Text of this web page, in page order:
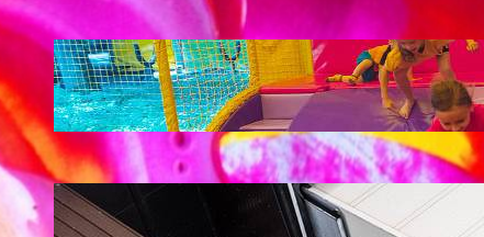
LATEST POSTS
Soluții pentru părinții care vor să își vadă
copiii explorând în loc să stea pe
telefoane
iul. 25, 2026
Ce soluție de urmărire GPS este
recomandată pentru transport marfă